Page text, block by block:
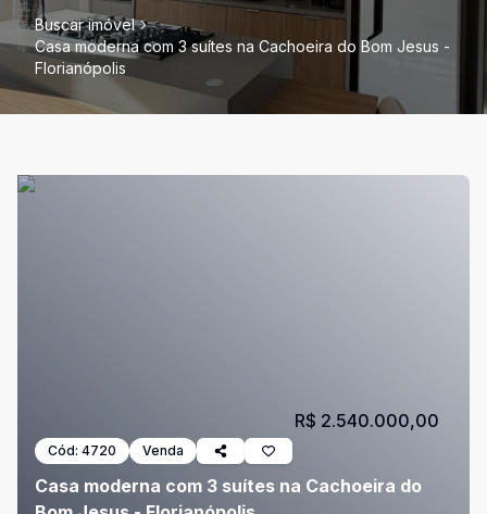
Buscar imóvel
Casa moderna com 3 suítes na Cachoeira do Bom Jesus -
Florianópolis
Cód: 4720 Venda
Casa moderna com 3 suítes na Cachoeira do
R$ 2.540.000,00